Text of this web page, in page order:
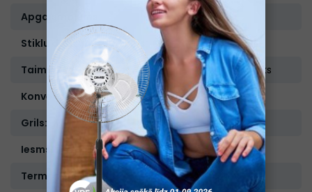
Apgaismojums:
Ir
Stiklu dadzums durtiņās:
2
Taimeris:
Mehānisks
Konvekcija:
Ir
Grils:
Ir
Iesms:
Ir
Termozonde: